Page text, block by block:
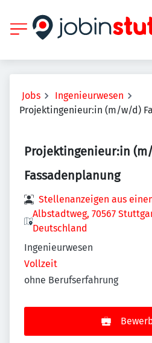
Jobs
Ingenieurwesen
Projektingenieur:in (m/w/d)
Projektingenieur:in
Fassadenplanung
Stellenanzeigen aus
Albstadtweg, 70567
Deutschland
Ingenieurwesen
Vollzeit
ohne Berufserfahrung